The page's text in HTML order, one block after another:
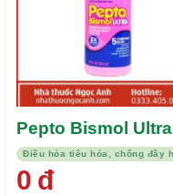
Pepto Bismol Ultra
0 đ